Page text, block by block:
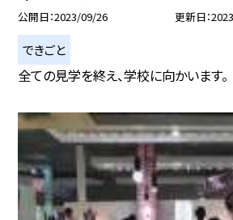
公開日 2023/09/26 更新日
できごと
全ての見学を終え、学校に向かいます。